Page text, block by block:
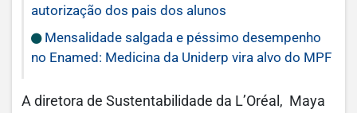
autorização dos pais dos alunos
Mensalidade salgada e péssimo desempenho
no Enamed: Medicina da Uniderp vira alvo do MPF
A diretora de Sustentabilidade da L’Oréal, Maya